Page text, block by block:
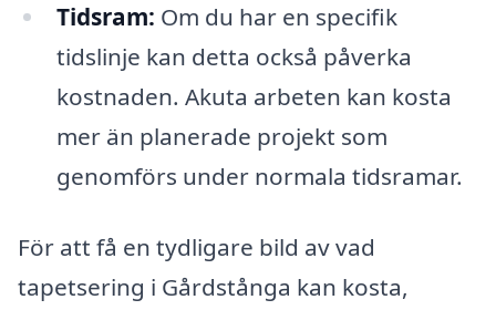
Tidsram: Om du har en specifik
tidslinje kan detta också påverka
kostnaden. Akuta arbeten kan kosta
mer än planerade projekt som
genomförs under normala tidsramar.
För att få en tydligare bild av vad
tapetsering i Gårdstånga kan kosta,